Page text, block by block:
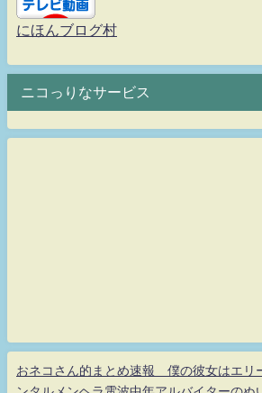
にほんブログ村
ニコっりなサービス
おネコさん的まとめ速報 僕の彼女はエリ